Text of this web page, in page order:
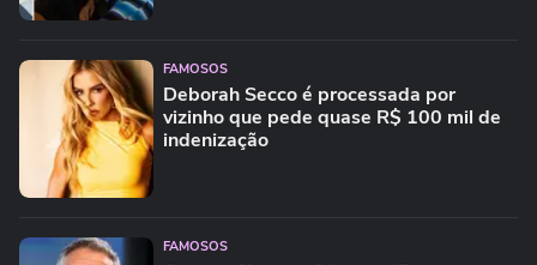
FAMOSOS
Deborah Secco é processada por
vizinho que pede quase R$ 100 mil de
indenização
FAMOSOS